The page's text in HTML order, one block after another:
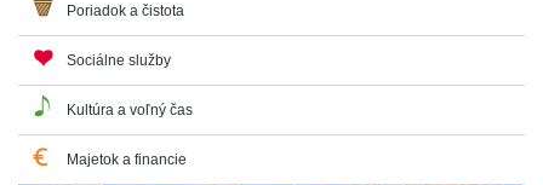
Poriadok a čistota
Sociálne služby
Kultúra a voľný čas
Majetok a financie